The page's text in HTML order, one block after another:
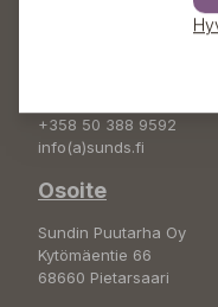
Sunnuntaisin Itsepalvelu
+358 50 388 9592
info(a)sunds.fi
Osoite
Sundin Puutarha Oy
Kytömäentie 66
68660 Pietarsaari